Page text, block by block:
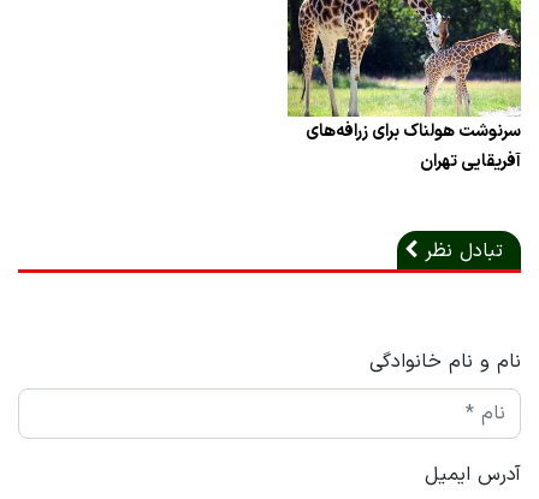
سرنوشت هولناک برای زرافه‌های
آفریقایی تهران
تبادل نظر
نام و نام خانوادگی
آدرس ایمیل